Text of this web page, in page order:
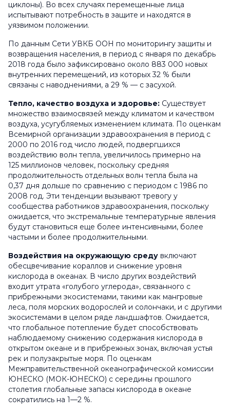
циклоны). Во всех случаях перемещенные лица
испытывают потребность в защите и находятся в
уязвимом положении.
По данным Сети УВКБ ООН по мониторингу защиты и
возвращения населения, в период с января по декабрь
2018 года было зафиксировано около 883 000 новых
внутренних перемещений, из которых 32 % были
связаны с наводнениями, а 29 % — с засухой.
Тепло, качество воздуха и здоровье: Существует
множество взаимосвязей между климатом и качеством
воздуха, усугубляемых изменением климата. По оценкам
Всемирной организации здравоохранения в период с
2000 по 2016 год число людей, подвергшихся
воздействию волн тепла, увеличилось примерно на
125 миллионов человек, поскольку средняя
продолжительность отдельных волн тепла была на
0,37 дня дольше по сравнению с периодом с 1986 по
2008 год. Эти тенденции вызывают тревогу у
сообщества работников здравоохранения, поскольку
ожидается, что экстремальные температурные явления
будут становиться еще более интенсивными, более
частыми и более продолжительными.
Воздействия на окружающую среду включают
обесцвечивание кораллов и снижение уровня
кислорода в океанах. В число других воздействий
входит утрата «голубого углерода», связанного с
прибрежными экосистемами, такими как мангровые
леса, поля морских водорослей и солончаки, и с другими
экосистемами в целом ряде ландшафтов. Ожидается,
что глобальное потепление будет способствовать
наблюдаемому снижению содержания кислорода в
открытом океане и в прибрежных зонах, включая устья
рек и полузакрытые моря. По оценкам
Межправительственной океанографической комиссии
ЮНЕСКО (МОК-ЮНЕСКО) с середины прошлого
столетия глобальные запасы кислорода в океане
сократились на 1—2 %.